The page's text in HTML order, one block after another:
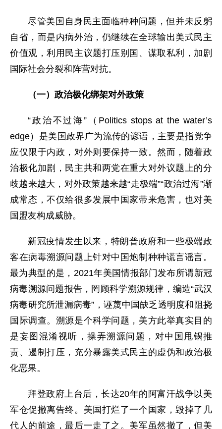
尽管美国自身民主面临种种问题，但并未反躬
自省，而是内病外治，仍继续在全球输出美式民主
价值观，利用民主议题打压别国、谋取私利，加剧
国际社会分裂和阵营对抗。
（一）政治极化绑架对外政策
“政治不过海”（Politics stops at the water’s
edge）是美国政界广为流传的谚语，主要是指党争
应仅限于内政，对外则要保持一致。然而，随着政
治极化加剧，民主共和两党在重大对外议题上的分
歧越来越大，对外政策越来越“走极端”“政治过海”渐
成常态，不仅给很多发展中国家带来危害，也对美
国盟友构成威胁。
新冠疫情发生以来，特朗普政府和一些极端政
客在病毒溯源问题上针对中国炮制种种谎言谣言。
最为典型的是，2021年美国情报部门发布所谓新冠
病毒溯源问题报告，罔顾科学溯源规律，编造“武汉
病毒研究所泄漏病毒”，诬蔑中国缺乏透明度和阻挠
国际调查。溯源是个科学问题，美方此举真实目的
是妄图混淆视听，操弄溯源问题，对中国甩锅推
责、遏制打压，充分暴露美式民主的虚伪和政治极
化恶果。
拜登政府上台后，长达20年的阿富汗战争以美
军仓促撤离告终。美国打烂了一个国家，毁掉了几
代人的前途，最后一走了之。美军虽然撤了，但美